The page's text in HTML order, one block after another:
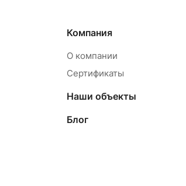
Компания
О компании
Сертификаты
Наши объекты
Блог